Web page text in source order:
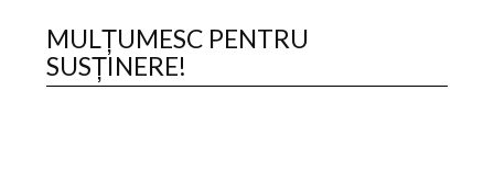
MULȚUMESC PENTRU
SUSȚINERE!